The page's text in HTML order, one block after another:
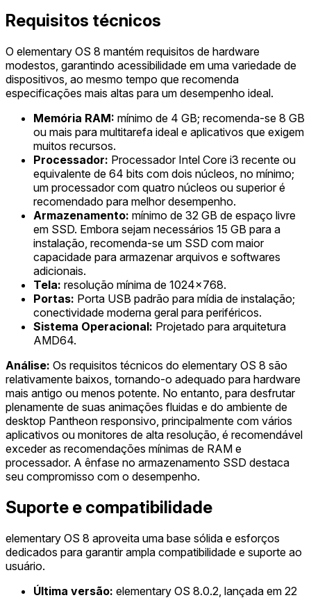
Requisitos técnicos
O elementary OS 8 mantém requisitos de hardware
modestos, garantindo acessibilidade em uma variedade de
dispositivos, ao mesmo tempo que recomenda
especificações mais altas para um desempenho ideal.
Memória RAM: mínimo de 4 GB; recomenda-se 8 GB
ou mais para multitarefa ideal e aplicativos que exigem
muitos recursos.
Processador: Processador Intel Core i3 recente ou
equivalente de 64 bits com dois núcleos, no mínimo;
um processador com quatro núcleos ou superior é
recomendado para melhor desempenho.
Armazenamento: mínimo de 32 GB de espaço livre
em SSD. Embora sejam necessários 15 GB para a
instalação, recomenda-se um SSD com maior
capacidade para armazenar arquivos e softwares
adicionais.
Tela: resolução mínima de 1024x768.
Portas: Porta USB padrão para mídia de instalação;
conectividade moderna geral para periféricos.
Sistema Operacional: Projetado para arquitetura
AMD64.
Análise: Os requisitos técnicos do elementary OS 8 são
relativamente baixos, tornando-o adequado para hardware
mais antigo ou menos potente. No entanto, para desfrutar
plenamente de suas animações fluidas e do ambiente de
desktop Pantheon responsivo, principalmente com vários
aplicativos ou monitores de alta resolução, é recomendável
exceder as recomendações mínimas de RAM e
processador. A ênfase no armazenamento SSD destaca
seu compromisso com o desempenho.
Suporte e compatibilidade
elementary OS 8 aproveita uma base sólida e esforços
dedicados para garantir ampla compatibilidade e suporte ao
usuário.
Última versão: elementary OS 8.0.2, lançada em 22